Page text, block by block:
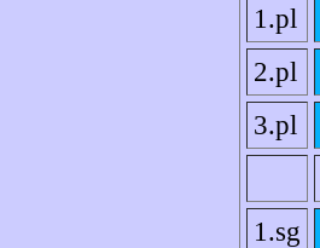
1.pl
2.pl
3.pl
1.sg